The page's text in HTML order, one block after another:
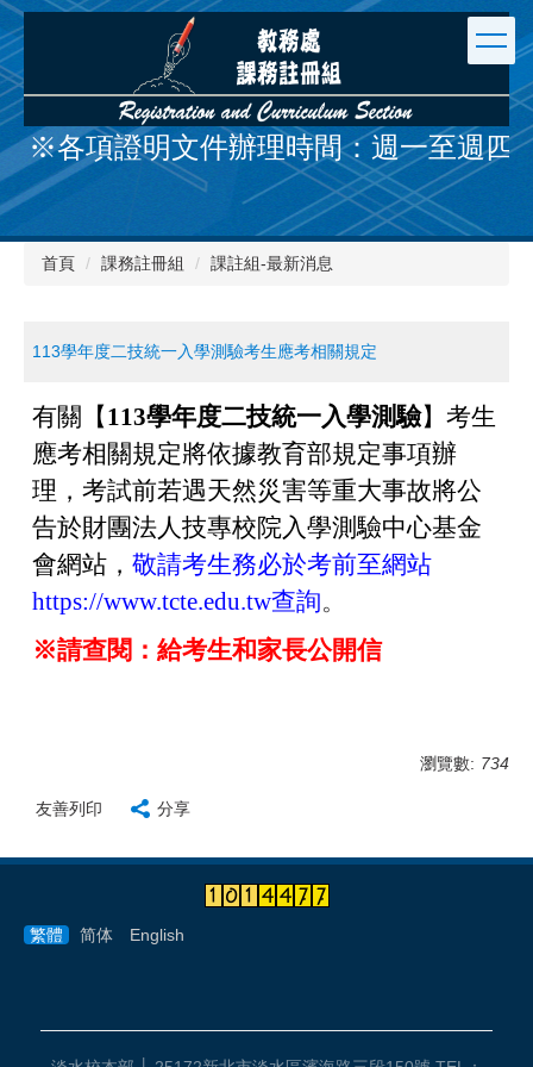
跳
到
主
要
內
容
區
※各項證明文件辦理時間：週一至週四
首頁 課務註冊組 課註組-最新消息
113學年度二技統一入學測驗考生應考相關規定
有關【113學年度二技統一入學測驗】考生
應考相關規定將依據教育部規定事項辦
理， 考試前若遇天然災害等重大事故將公
告於財團法人技專校院入學測驗中心基金
會網站， 敬請考生務必於考前至網站
https://www.tcte.edu.tw查詢。
※請查閱 ： 給考生和家長公開信
瀏覽數: 734
友善列印 分享
繁體 简体 English